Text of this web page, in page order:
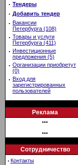
· Тендеры
· Добавить тендер
· Вакансии
Петербурга (108)
· Товары и услуги
Петербурга (411)
· Инвестиционные
предложения (5)
· Организации приобретут
(0)
· Вход для
зарегистрированных
пользователей
Реклама
•••
•••
Сотрудничество
· Контакты